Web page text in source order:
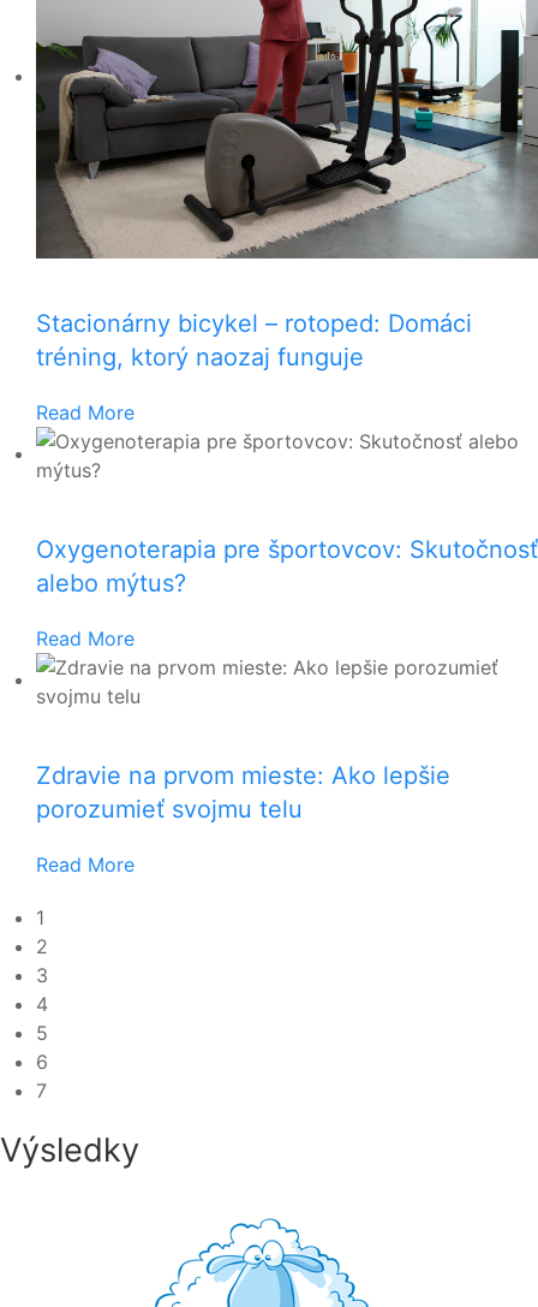
Stacionárny bicykel – rotoped: Domáci
tréning, ktorý naozaj funguje
Read More
Oxygenoterapia pre športovcov: Skutočnosť
alebo mýtus?
Read More
Zdravie na prvom mieste: Ako lepšie
porozumieť svojmu telu
Read More
1
2
3
4
5
6
7
Výsledky